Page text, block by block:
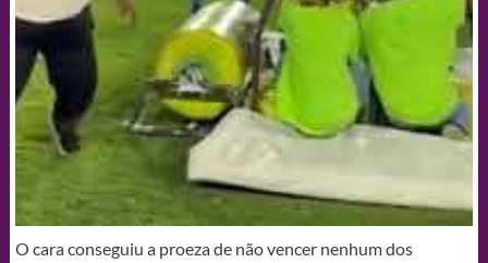
O cara conseguiu a proeza de não vencer nenhum dos